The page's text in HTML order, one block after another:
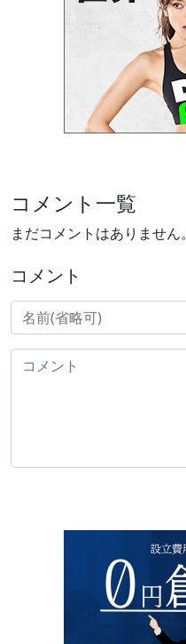
コメント一覧
まだコメントはありません。
コメント